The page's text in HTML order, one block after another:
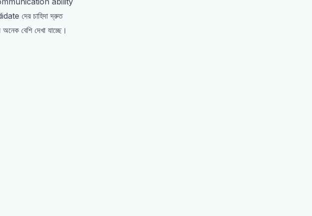
দের চাহিদা দ্রুত
বেশি দেখা যাচ্ছে।